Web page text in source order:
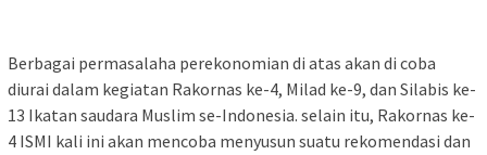
Berbagai permasalaha perekonomian di atas akan di coba
diurai dalam kegiatan Rakornas ke-4, Milad ke-9, dan Silabis ke-
13 Ikatan saudara Muslim se-Indonesia. selain itu, Rakornas ke-
4 ISMI kali ini akan mencoba menyusun suatu rekomendasi dan